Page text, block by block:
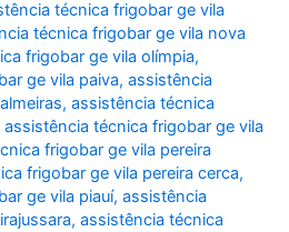
técnica frigobar ge vila
técnica frigobar ge vila nova
frigobar ge vila olímpia,
ge vila paiva,assistência
,assistência técnica
assistência técnica frigobar ge vila
frigobar ge vila pereira
frigobar ge vila pereira cerca,
ge vila piauí,assistência
,assistência técnica